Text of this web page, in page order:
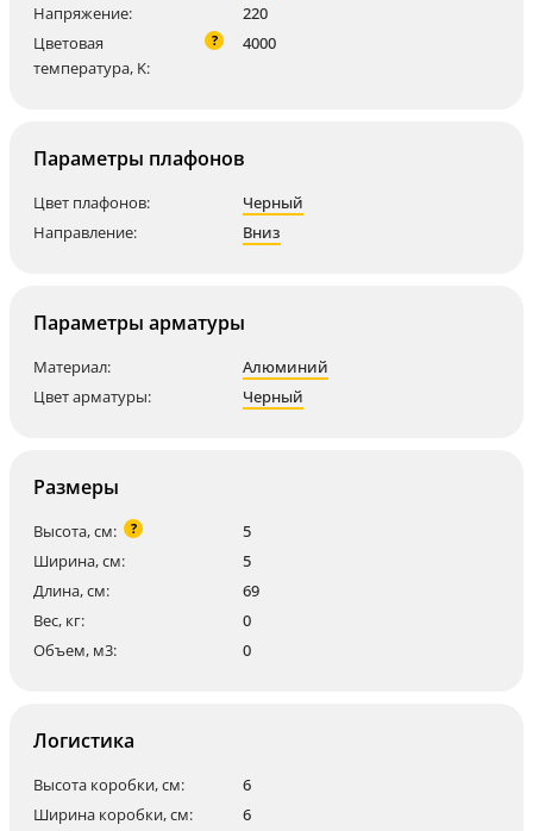
Напряжение:
220
Цветовая
температура, K:
? 4000
Параметры плафонов
Цвет плафонов:
Черный
Направление:
Вниз
Параметры арматуры
Материал:
Алюминий
Цвет арматуры:
Черный
Размеры
Высота, см: ?
5
Ширина, см:
5
Длина, см:
69
Вес, кг:
0
Объем, м3:
0
Логистика
Высота коробки, см:
6
Ширина коробки, см:
6